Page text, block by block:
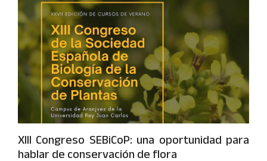
XIII Congreso SEBiCoP: una oportunidad para
hablar de conservación de flora